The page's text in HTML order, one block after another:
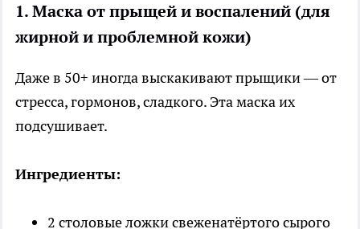
1. Маска от прыщей и воспалений (для
жирной и проблемной кожи)
Даже в 50+ иногда выскакивают прыщики — от
стресса, гормонов, сладкого. Эта маска их
подсушивает.
Ингредиенты:
2 столовые ложки свеженатёртого сырого